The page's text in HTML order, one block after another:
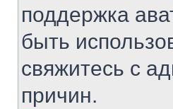
поддержка
быть
свяжитесь с
причин.